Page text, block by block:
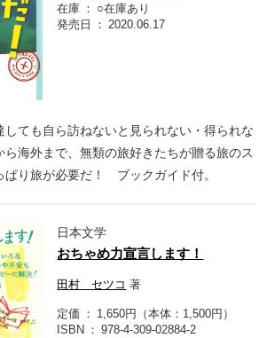
在庫
○在庫あり
発売日
2020.06.17
しても自ら訪ねないと見られない・得られな
ら海外まで、無類の旅好きたちが贈る旅のス
ぱり旅が必要だ！ ブックガイド付。
日本文学
おちゃめ力宣言します！
田村 セツコ 著
定価
1,650円（本体：1,500円）
ISBN
978-4-309-02884-2